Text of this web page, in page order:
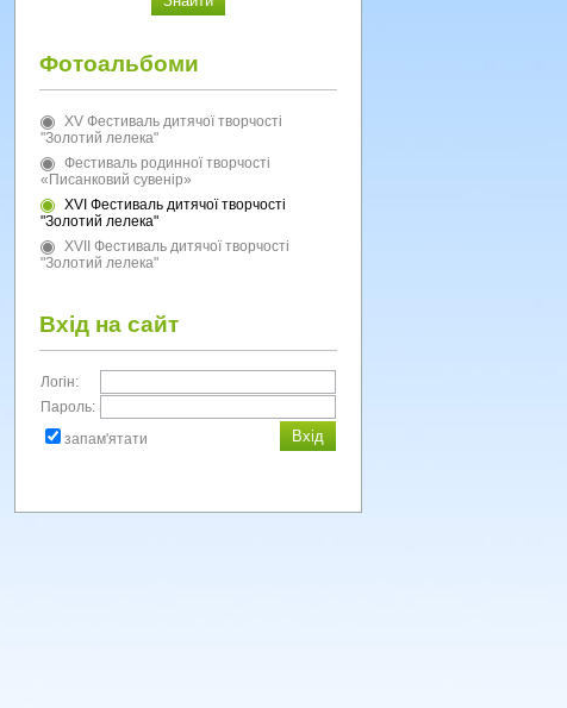
Фотоальбоми
XV Фестиваль дитячої творчості
"Золотий лелека"
Фестиваль родинної творчості
«Писанковий сувенір»
XVI Фестиваль дитячої творчості
"Золотий лелека"
XVII Фестиваль дитячої творчості
"Золотий лелека"
Вхід на сайт
Логін:
Пароль:
запам'ятати